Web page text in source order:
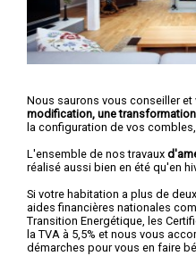
Nous saurons vous conseiller
modification, une
la configuration de vos
L'ensemble de nos travaux
réalisé aussi bien en été qu'en
Si votre habitation a plus de
aides financières nationales
Transition Energétique, les
la TVA à 5,5% et nous vous
démarches pour vous en faire